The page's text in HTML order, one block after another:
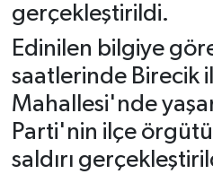
gerçekleştirildi.
Edinilen bilgiye
saatlerinde Birecik
Mahallesi'nde
Parti'nin ilçe
saldırı